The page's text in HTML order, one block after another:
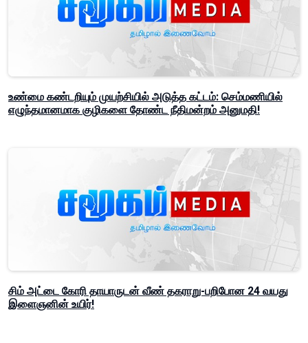
உண்மை கண்டறியும் முயற்சியில் அடுத்த கட்டம்: செம்மணியில்
எழுந்தமானமாக குழிகளை தோண்ட நீதிமன்றம் அனுமதி!
சிம் அட்டை கோரி தாயாருடன் வீண் தகராறு-பறிபோன 24 வயது
இளைஞனின் உயிர்!